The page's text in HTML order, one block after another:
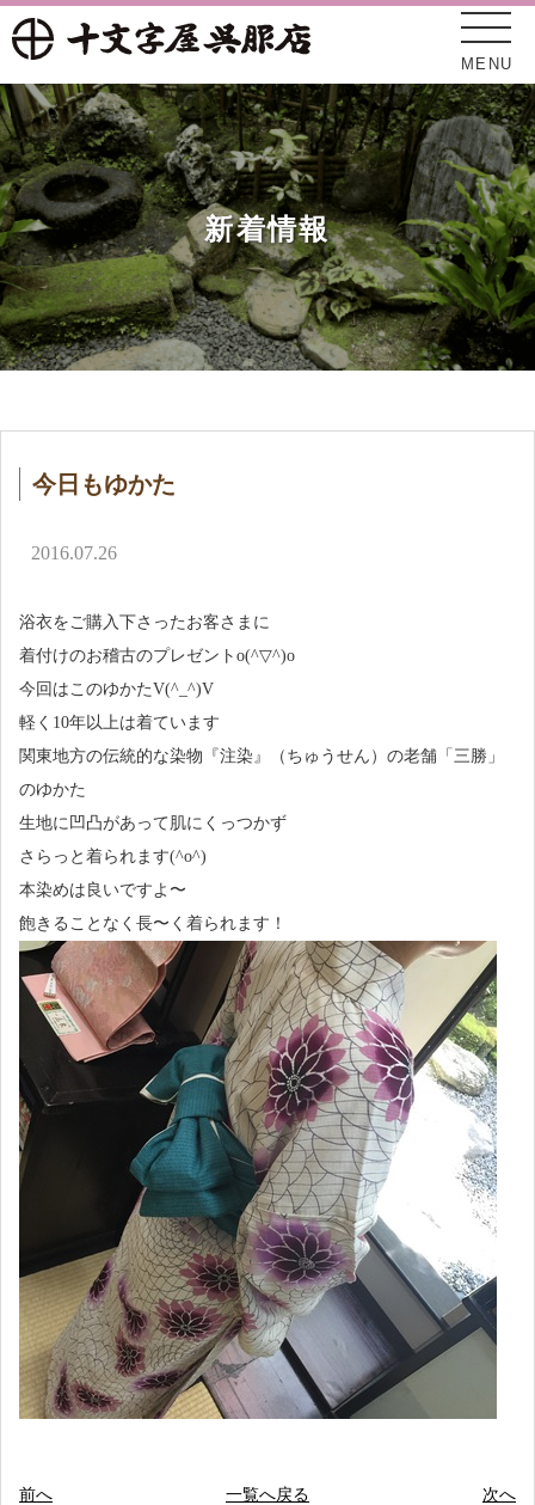
MENU
新着情報
十文字屋について
オンラインショップ
アクセス
新着情報
今日もゆかた
2016.07.26
浴衣をご購入下さったお客さまに
着付けのお稽古のプレゼントo(^▽^)o
今回はこのゆかたV(^_^)V
軽く10年以上は着ています
関東地方の伝統的な染物『注染』（ちゅうせん）の老舗「三勝」
のゆかた
生地に凹凸があって肌にくっつかず
さらっと着られます(^o^)
本染めは良いですよ〜
飽きることなく長〜く着られます！
前へ 一覧へ戻る 次へ